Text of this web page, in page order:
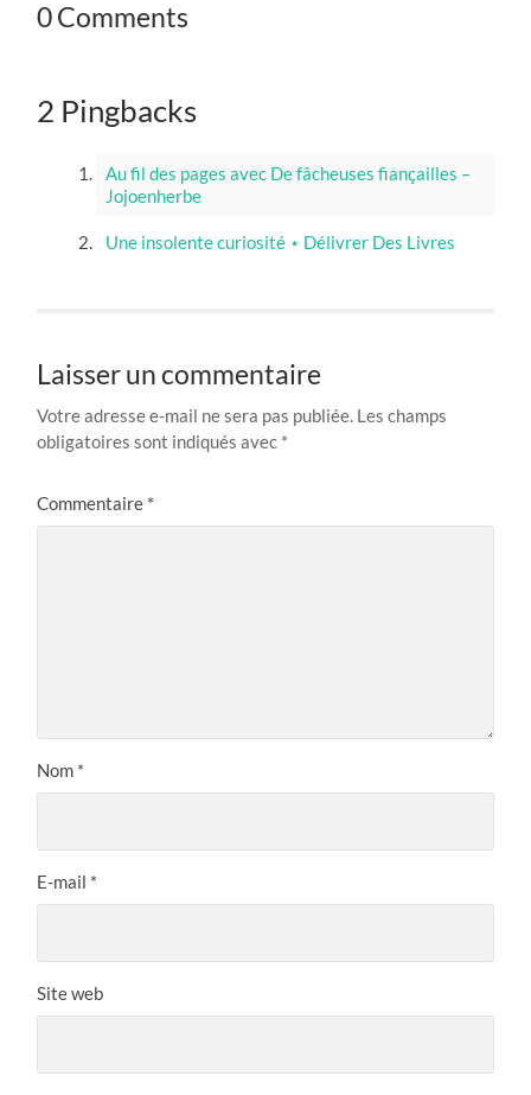
0 Comments
2 Pingbacks
Au fil des pages avec De fâcheuses fiançailles –
Jojoenherbe
Une insolente curiosité ⋆ Délivrer Des Livres
Laisser un commentaire
Votre adresse e-mail ne sera pas publiée. Les champs
obligatoires sont indiqués avec *
Commentaire *
Nom *
E-mail *
Site web